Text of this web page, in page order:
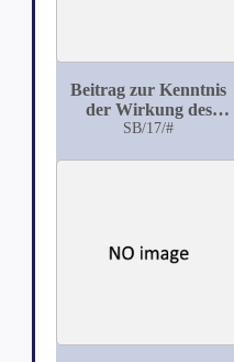
Beitrag zur Kenntnis
der Wirkung des
Aethylisocyanid
SB/17/#